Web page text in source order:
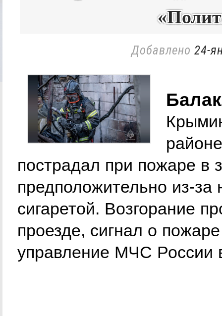
Добавлено 24-
пострадал при пожаре в
предположительно из-
сигаретой. Возгорание
проезде, сигнал о
управление МЧС России